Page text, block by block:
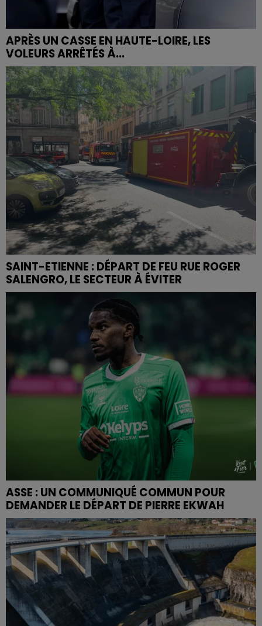
APRÈS UN CASSE EN HAUTE-LOIRE, LES
VOLEURS ARRÊTÉS À...
SAINT-ETIENNE : DÉPART DE FEU RUE ROGER
SALENGRO, LE SECTEUR À ÉVITER
ASSE : UN COMMUNIQUÉ COMMUN POUR
DEMANDER LE DÉPART DE PIERRE EKWAH